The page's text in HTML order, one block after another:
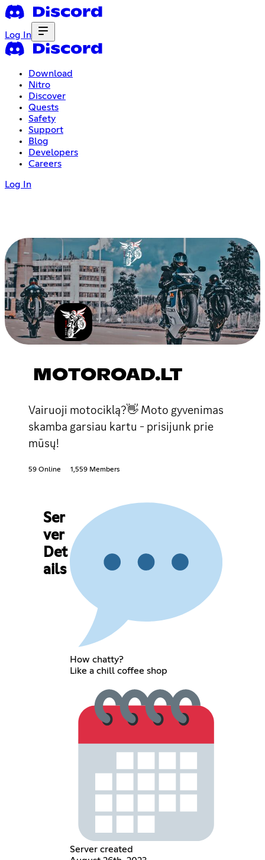
Log In
Download
Nitro
Discover
Quests
Safety
Support
Blog
Developers
Careers
Log In
MOTOROAD.LT
Vairuoji motociklą?👋 Moto gyvenimas
skamba garsiau kartu - prisijunk prie
mūsų!
59 Online 1,559 Members
Ser
ver
Det
ails
How chatty?
Like a chill coffee shop
Server created